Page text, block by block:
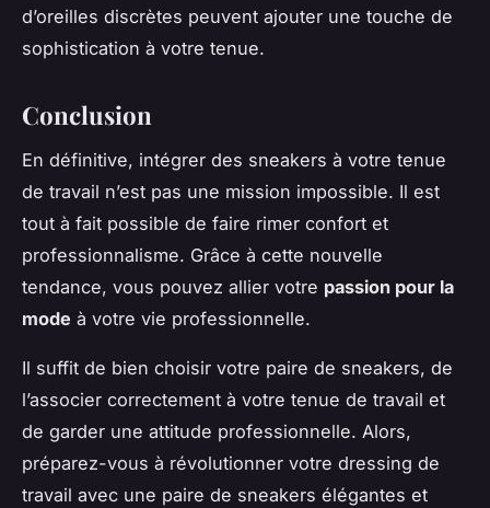
d’oreilles discrètes peuvent ajouter une touche de
sophistication à votre tenue.
Conclusion
En définitive, intégrer des sneakers à votre tenue
de travail n’est pas une mission impossible. Il est
tout à fait possible de faire rimer confort et
professionnalisme. Grâce à cette nouvelle
tendance, vous pouvez allier votre passion pour la
mode à votre vie professionnelle.
Il suffit de bien choisir votre paire de sneakers, de
l’associer correctement à votre tenue de travail et
de garder une attitude professionnelle. Alors,
préparez-vous à révolutionner votre dressing de
travail avec une paire de sneakers élégantes et